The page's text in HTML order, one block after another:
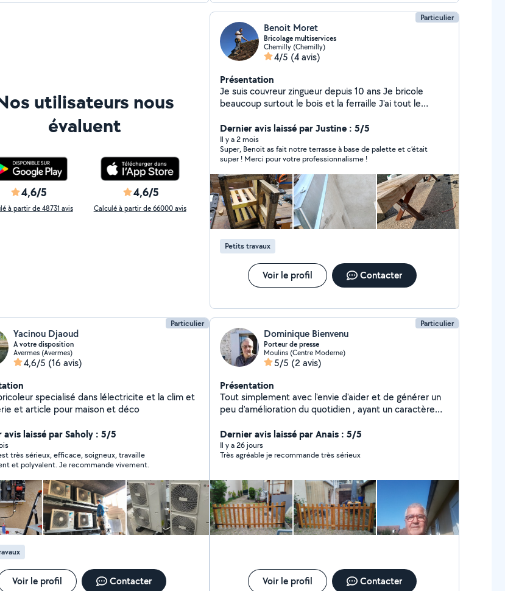
utilisateurs nous
évaluent
4,6/5
à partir de 48731 avis
4,6/5
Calculé à partir de 66000 avis
Particulier
Benoit Moret
Bricolage multiservices
Chemilly (Chemilly)
4/5 (4 avis)
Présentation
Je suis couvreur zingueur depuis 10 ans Je bricole
beaucoup surtout le bois et la ferraille J'ai tout le
un petit peu la plomberie et l'électricité J'ai tout le
matériel pour travailler sur corde
Dernier avis laissé par Justine : 5/5
Il y a 2 mois
Super, Benoit as fait notre terrasse à base de palette et c’était
super ! Merci pour votre professionnalisme !
Petits travaux
Voir le profil Contacter
Particulier
Yacinou Djaoud
A votre disposition
Avermes (Avermes)
4,6/5 (16 avis)
specialisé dans lélectricite et la clim et
et article pour maison et déco
avis laissé par Saholy : 5/5
très sérieux, efficace, soigneux, travaille
et polyvalent. Je recommande vivement.
Voir le profil Contacter
Particulier
Dominique Bienvenu
Porteur de presse
Moulins (Centre Moderne)
5/5 (2 avis)
Présentation
Tout simplement avec l'envie d'aider et de générer un
peu d'amélioration du quotidien , ayant un caractère
sont dans mes cordes.Amicalement.Dominique
Dernier avis laissé par Anais : 5/5
Il y a 26 jours
Très agréable je recommande très sérieux
Voir le profil Contacter